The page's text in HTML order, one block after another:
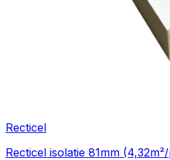
Recticel
Recticel isolatie 81mm